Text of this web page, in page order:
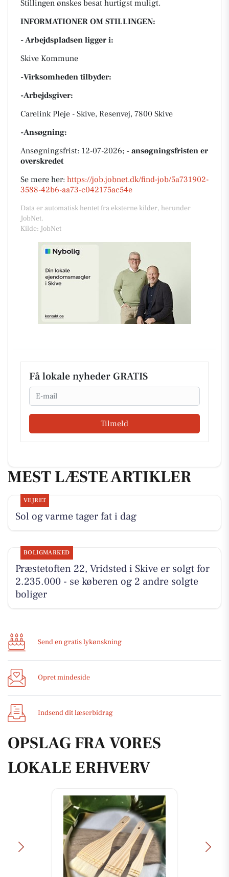
Stillingen ønskes besat hurtigst muligt.
INFORMATIONER OM STILLINGEN:
- Arbejdspladsen ligger i:
Skive Kommune
-Virksomheden tilbyder:
-Arbejdsgiver:
Carelink Pleje - Skive, Resenvej, 7800 Skive
-Ansøgning:
Ansøgningsfrist: 12-07-2026; - ansøgningsfristen er
overskredet
Se mere her: https://job.jobnet.dk/find-job/5a731902-
3588-42b6-aa73-c042175ac54e
Data er automatisk hentet fra eksterne kilder, herunder
JobNet.
Kilde: JobNet
Få lokale nyheder GRATIS
Email
Tilmeld
MEST LÆSTE ARTIKLER
VEJRET
Sol og varme tager fat i dag
BOLIGMARKED
Præstetoften 22, Vridsted i Skive er solgt for
2.235.000 - se køberen og 2 andre solgte
boliger
Send en gratis lykønskning
Opret mindeside
Indsend dit læserbidrag
OPSLAG FRA VORES
LOKALE ERHVERV